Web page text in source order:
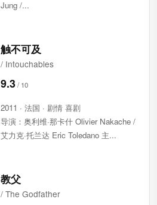
Jung /...
触不可及
/ Intouchables
9.3
2011 · 法国 · 剧情 喜剧
导演：奥利维·那卡什 Olivier Nakache /
艾力克·托兰达 Eric Toledano 主...
教父
/ The Godfather